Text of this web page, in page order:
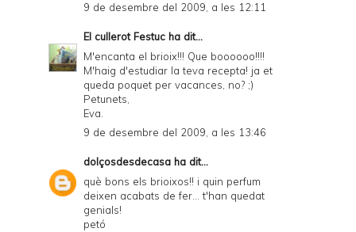
9 de desembre del 2009, a les 12:11
El cullerot Festuc ha dit...
M'encanta el brioix!!! Que boooooo!!!!
M'haig d'estudiar la teva recepta! ja et
queda poquet per vacances, no? ;)
Petunets,
Eva.
9 de desembre del 2009, a les 13:46
dolçosdesdecasa ha dit...
què bons els brioixos!! i quin perfum
deixen acabats de fer... t'han quedat
genials!
petó